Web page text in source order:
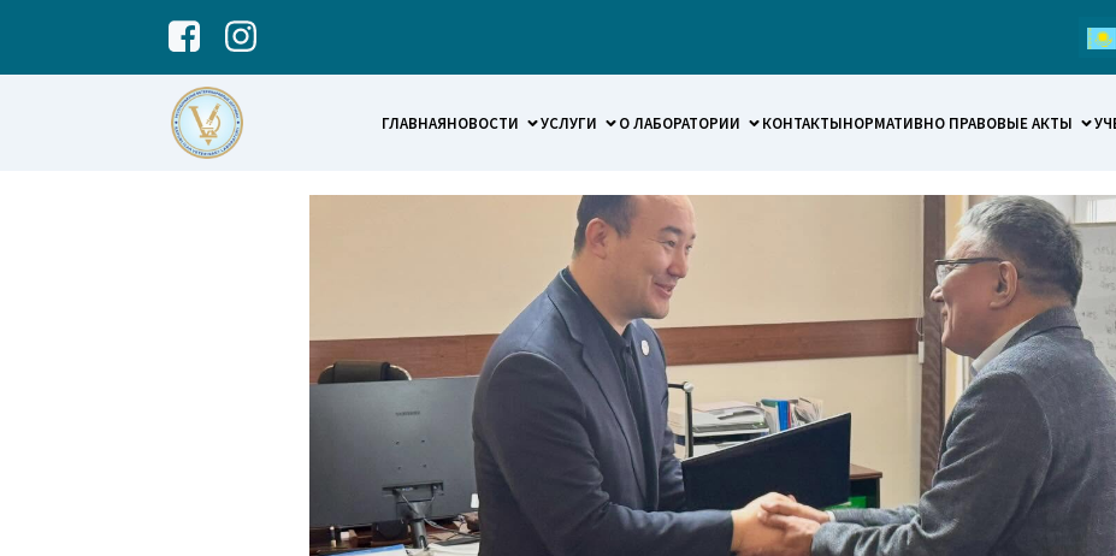
ГЛАВНАЯНОВОСТИ УСЛУГИ О ЛАБОРАТОРИИ КОНТАКТЫНОРМАТИВНО ПРАВОВЫЕ АКТЫ